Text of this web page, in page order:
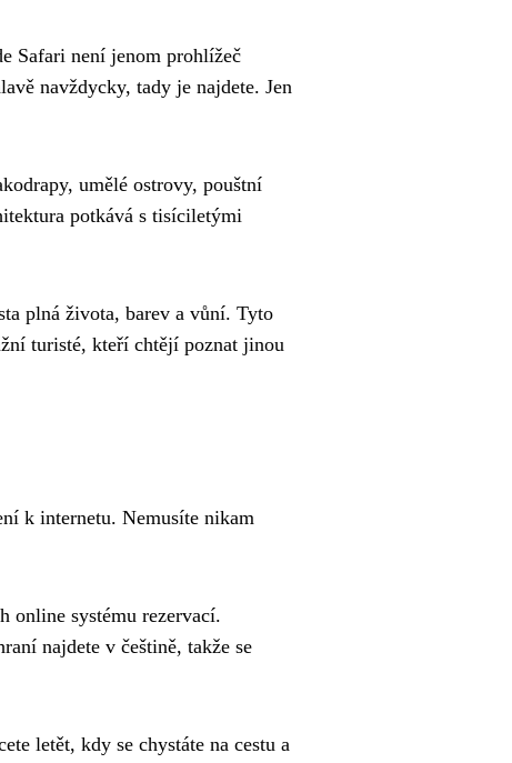
Safari není jenom prohlížeč
navždycky, tady je najdete. Jen
umělé ostrovy, pouštní
potkává s tisíciletými
plná života, barev a vůní. Tyto
turisté, kteří chtějí poznat jinou
k internetu. Nemusíte nikam
online systému rezervací.
najdete v češtině, takže se
letět, kdy se chystáte na cestu a